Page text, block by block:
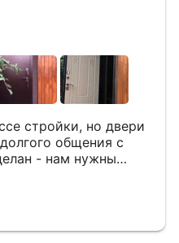
стройки, но двери
общения с
- нам нужны
которые нашлись
Филипп
стоимость и